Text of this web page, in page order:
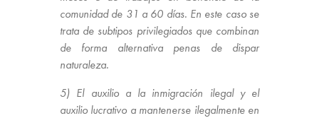
comunidad de 31 a 60 días. En este caso se
trata de subtipos privilegiados que combinan
de forma alternativa penas de dispar
naturaleza.
5) El auxilio a la inmigración ilegal y el
auxilio lucrativo a mantenerse ilegalmente en